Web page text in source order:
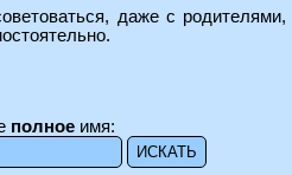
даже с родителями,
полное имя: